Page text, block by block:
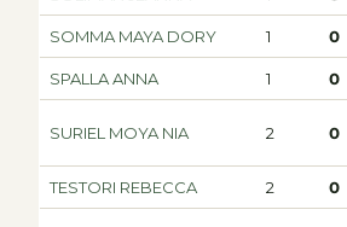
SOMMA MAYA DORY 1 0
SPALLA ANNA 1 0
SURIEL MOYA NIA 2 0
TESTORI REBECCA 2 0